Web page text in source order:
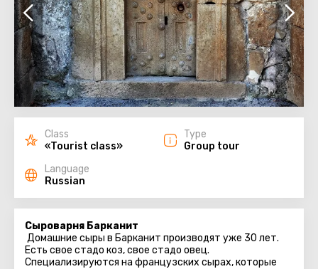
Class
«Tourist class»
Type
Group tour
Language
Russian
Сыроварня Барканит
Домашние сыры в Барканит производят уже 30 лет.
Есть свое стадо коз, свое стадо овец.
Специализируются на французских сырах, которые